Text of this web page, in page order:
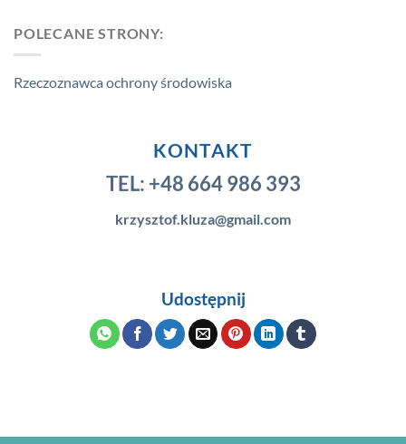
POLECANE STRONY:
Rzeczoznawca ochrony środowiska
KONTAKT
TEL: +48 664 986 393
krzysztof.kluza@gmail.com
Udostępnij